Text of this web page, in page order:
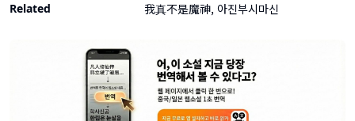
Related 我真不是魔神, 아진부시마신